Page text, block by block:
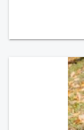
l’amour,